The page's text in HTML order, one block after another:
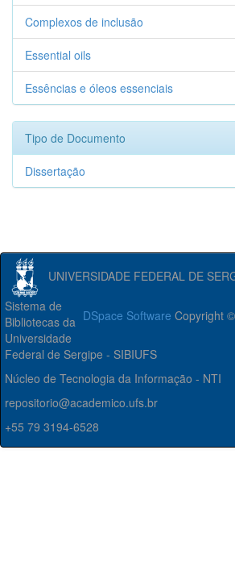
Complexos de inclusão
Essential oils
Essências e óleos essenciais
Tipo de Documento
Dissertação
UNIVERSIDADE FEDERAL DE
DSpace Software Copyright
Sistema de
Bibliotecas da
Universidade
Federal de Sergipe - SIBIUFS
Núcleo de Tecnologia da Informação - NTI
repositorio@academico.ufs.br
+55 79 3194-6528